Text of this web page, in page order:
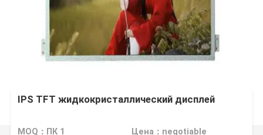
IPS TFT жидкокристаллический дисплей
MOQ：ПК 1 Цена：negotiable